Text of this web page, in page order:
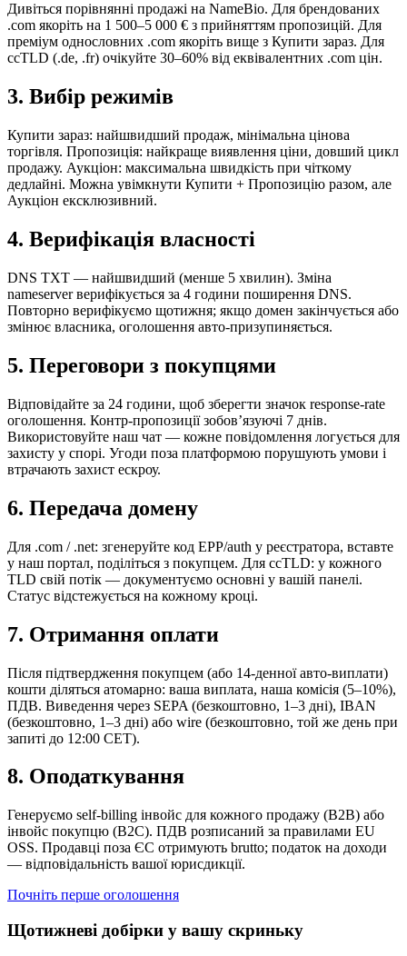
Дивіться порівнянні продажі на NameBio. Для брендованих
.com якоріть на 1 500–5 000 € з прийняттям пропозицій. Для
преміум однословних .com якоріть вище з Купити зараз. Для
ccTLD (.de, .fr) очікуйте 30–60% від еквівалентних .com цін.
3. Вибір режимів
Купити зараз: найшвидший продаж, мінімальна цінова
торгівля. Пропозиція: найкраще виявлення ціни, довший цикл
продажу. Аукціон: максимальна швидкість при чіткому
дедлайні. Можна увімкнути Купити + Пропозицію разом, але
Аукціон ексклюзивний.
4. Верифікація власності
DNS TXT — найшвидший (менше 5 хвилин). Зміна
nameserver верифікується за 4 години поширення DNS.
Повторно верифікуємо щотижня; якщо домен закінчується або
змінює власника, оголошення авто-призупиняється.
5. Переговори з покупцями
Відповідайте за 24 години, щоб зберегти значок response-rate
оголошення. Контр-пропозиції зобов’язуючі 7 днів.
Використовуйте наш чат — кожне повідомлення логується для
захисту у спорі. Угоди поза платформою порушують умови і
втрачають захист ескроу.
6. Передача домену
Для .com / .net: згенеруйте код EPP/auth у реєстратора, вставте
у наш портал, поділіться з покупцем. Для ccTLD: у кожного
TLD свій потік — документуємо основні у вашій панелі.
Статус відстежується на кожному кроці.
7. Отримання оплати
Після підтвердження покупцем (або 14-денної авто-виплати)
кошти діляться атомарно: ваша виплата, наша комісія (5–10%),
ПДВ. Виведення через SEPA (безкоштовно, 1–3 дні), IBAN
(безкоштовно, 1–3 дні) або wire (безкоштовно, той же день при
запиті до 12:00 CET).
8. Оподаткування
Генеруємо self-billing інвойс для кожного продажу (B2B) або
інвойс покупцю (B2C). ПДВ розписаний за правилами EU
OSS. Продавці поза ЄС отримують brutto; податок на доходи
— відповідальність вашої юрисдикції.
Почніть перше оголошення
Щотижневі добірки у вашу скриньку